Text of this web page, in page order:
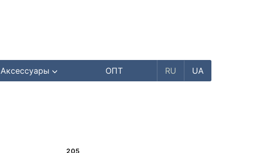
Аксессуары ОПТ RU UA
205